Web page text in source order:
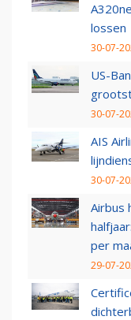
lossen
30-07-
US-
30-07-
AIS
30-07-
Airbus
per
29-07-